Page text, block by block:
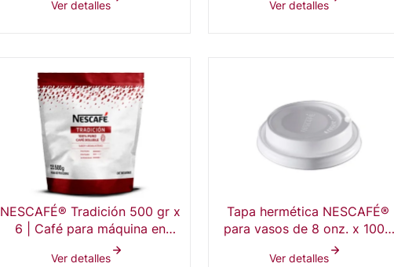
Ver detalles Ver detalles
NESCAFÉ® Tradición 500 gr x
6 | Café para máquina en
doypack
Ver detalles
Tapa hermética NESCAFÉ®
para vasos de 8 onz. x 1000
Ver detalles